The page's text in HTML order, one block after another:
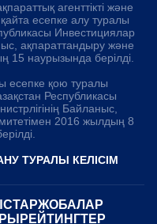
агенттікті және
есепке алу туралы
Инвестициялар
ақпараттандыру және
15 наурызында берілді.
есепке қою туралы
Республикасы
Байланыс,
2016 жылдың 8
ТУРАЛЫ КЕЛІСІМ
ЖОБАЛАР
РЕЙТИНГТЕР